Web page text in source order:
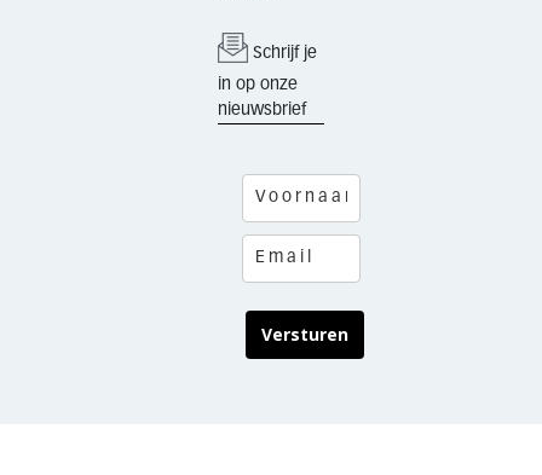
Schrijf je
in op onze
nieuwsbrief
Versturen